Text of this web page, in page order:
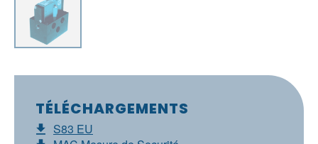
TÉLÉCHARGEMENTS
S83 EU